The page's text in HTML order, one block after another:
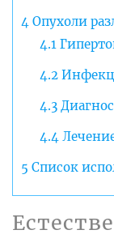
4 Опухоли
4.1
4.2
4.3
4.4
5 Список